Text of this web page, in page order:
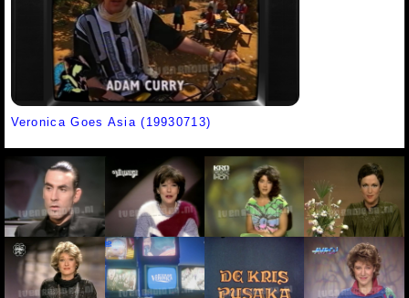
Veronica Goes Asia (19930713)